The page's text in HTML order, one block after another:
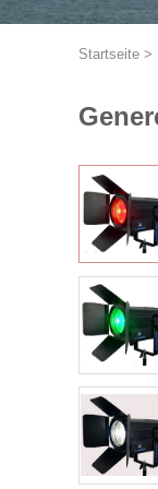
Startseite >